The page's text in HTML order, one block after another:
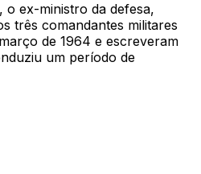
o ex-ministro da defesa,
três comandantes militares
de 1964 e escreveram
um período de